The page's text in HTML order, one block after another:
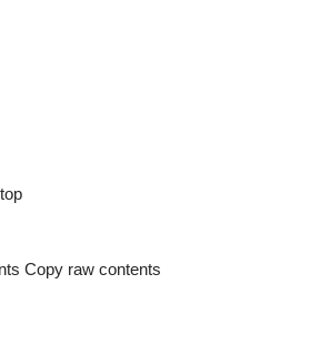
Copy raw contents